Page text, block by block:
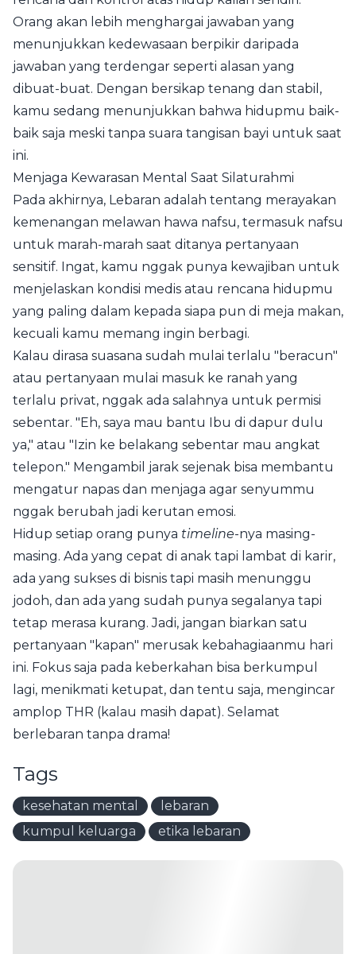
Orang akan lebih menghargai jawaban yang
menunjukkan kedewasaan berpikir daripada
jawaban yang terdengar seperti alasan yang
dibuat-buat. Dengan bersikap tenang dan stabil,
kamu sedang menunjukkan bahwa hidupmu baik-
baik saja meski tanpa suara tangisan bayi untuk saat
ini.
Menjaga Kewarasan Mental Saat Silaturahmi
Pada akhirnya, Lebaran adalah tentang merayakan
kemenangan melawan hawa nafsu, termasuk nafsu
untuk marah-marah saat ditanya pertanyaan
sensitif. Ingat, kamu nggak punya kewajiban untuk
menjelaskan kondisi medis atau rencana hidupmu
yang paling dalam kepada siapa pun di meja makan,
kecuali kamu memang ingin berbagi.
Kalau dirasa suasana sudah mulai terlalu "beracun"
atau pertanyaan mulai masuk ke ranah yang
terlalu privat, nggak ada salahnya untuk permisi
sebentar. "Eh, saya mau bantu Ibu di dapur dulu
ya," atau "Izin ke belakang sebentar mau angkat
telepon." Mengambil jarak sejenak bisa membantu
mengatur napas dan menjaga agar senyummu
nggak berubah jadi kerutan emosi.
Hidup setiap orang punya timeline-nya masing-
masing. Ada yang cepat di anak tapi lambat di karir,
ada yang sukses di bisnis tapi masih menunggu
jodoh, dan ada yang sudah punya segalanya tapi
tetap merasa kurang. Jadi, jangan biarkan satu
pertanyaan "kapan" merusak kebahagiaanmu hari
ini. Fokus saja pada keberkahan bisa berkumpul
lagi, menikmati ketupat, dan tentu saja, mengincar
amplop THR (kalau masih dapat). Selamat
berlebaran tanpa drama!
Tags
kesehatan mental
lebaran
kumpul keluarga
etika lebaran